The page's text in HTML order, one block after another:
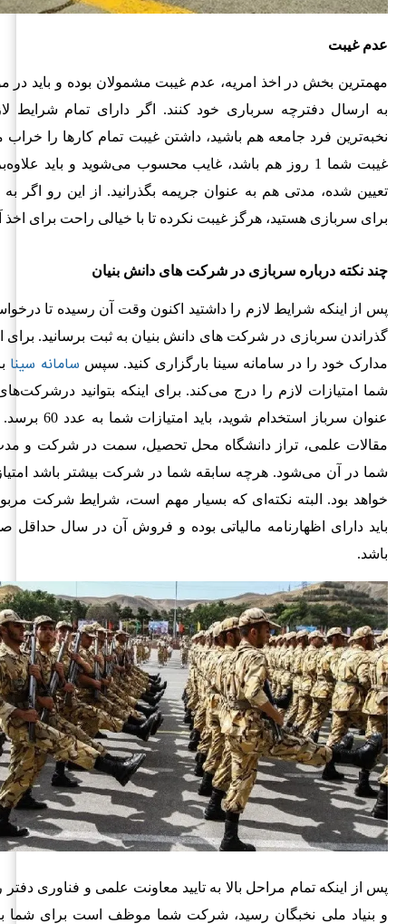
عدم غیبت
مهمترین بخش در اخذ امریه، عدم غیبت مشمولان بوده و باید در
به ارسال دفترچه سرباری خود کنند. اگر دارای تمام شرایط
نخبه‌ترین فرد جامعه هم باشید، داشتن غیبت تمام کارها را
غیبت شما 1 روز هم باشد، غایب محسوب می‌شوید و باید
تعیین شده، مدتی هم به عنوان جریمه بگذرانید. از این رو اگر به
برای سربازی هستید، هرگز غیبت نکرده تا با خیالی راحت برای اخذ
چند نکته درباره سربازی در شرکت های دانش بنیان
پس از اینکه شرایط لازم را داشتید اکنون وقت آن رسیده تا
گذراندن سربازی در شرکت های دانش بنیان به ثبت برسانید. برای
مدارک خود را در سامانه سینا بارگزاری کنید. سپس سامانه سینا
شما امتیازات لازم را درج می‌کند. برای اینکه بتوانید
عنوان سرباز
مقالات علمی، تراز دانشگاه محل تحصیل، سمت در شرکت و
شما در آن می‌شود. هرچه سابقه شما در شرکت بیشتر باشد
خواهد بود. البته نکته‌ای که بسیار مهم است، شرایط شرکت
باید دارای اظهارنامه مالیاتی بوده و فروش آن در سال حداقل
باشد.
پس از اینکه تمام مراحل بالا به تایید معاونت علمی و فناوری
و بنیاد ملی نخبگان رسید، شرکت شما موظف است برای شما